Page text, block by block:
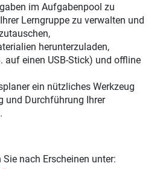
im Aufgabenpool zu
Lerngruppe zu verwalten und
herunterzuladen,
auf einen USB-Stick) und offline
ein nützliches Werkzeug
und Durchführung Ihrer
nach Erscheinen unter: